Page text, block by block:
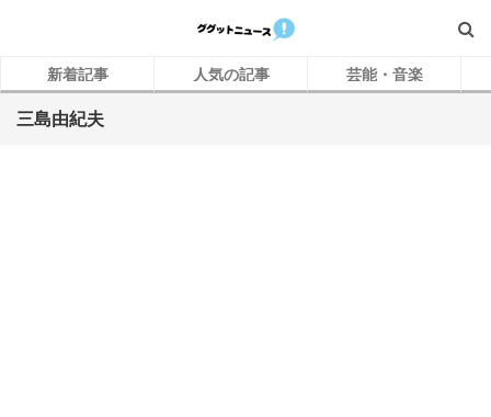
新着記事 人気の記事 芸能・音楽
三島由紀夫